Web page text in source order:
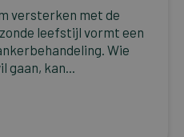
versterken met de
leefstijl vormt een
Wie
gaan, kan...